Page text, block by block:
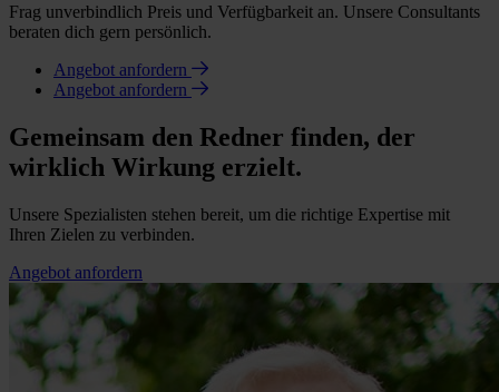
Frag unverbindlich Preis und Verfügbarkeit an. Unsere Consultants
beraten dich gern persönlich.
Angebot anfordern
Angebot anfordern
Gemeinsam den Redner finden, der
wirklich Wirkung erzielt.
Unsere Spezialisten stehen bereit, um die richtige Expertise mit
Ihren Zielen zu verbinden.
Angebot anfordern